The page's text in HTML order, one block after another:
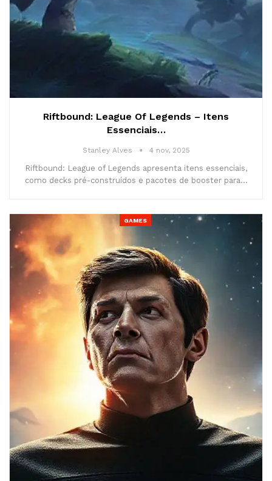
Riftbound: League Of Legends – Itens
Essenciais…
Stanley Alves 4 nov, 2025
Riftbound: League of Legends apresenta itens essenciais,
como decks pré-construídos e pacotes de booster para…
GAMES